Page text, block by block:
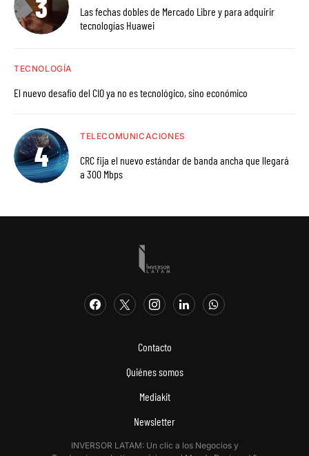
Las fechas dobles de Mercado Libre y para adquirir
tecnologías Huawei
TECNOLOGÍA
El nuevo desafío del CIO ya no es tecnológico, sino económico
TELECOMUNICACIONES
CRC fija el nuevo estándar de banda ancha que llegará
a 300 Mbps
Contacto
Quiénes somos
Mediakit
Newsletter
INVERSOR LATAM: Un clic a los Negocios y